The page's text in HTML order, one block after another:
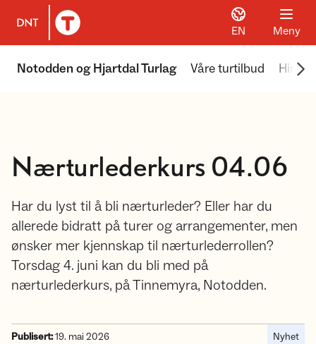
Til DNT.no forside
EN Meny
Notodden og Hjartdal Turlag Våre turtilbud
Nærturlederkurs 04.06
Har du lyst til å bli nærturleder? Eller har du
allerede bidratt på turer og arrangementer, men
ønsker mer kjennskap til nærturlederrollen?
Torsdag 4. juni kan du bli med på
nærturlederkurs, på Tinnemyra, Notodden.
Publisert:19. mai 2026 Nyhet